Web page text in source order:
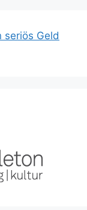
seriös Geld